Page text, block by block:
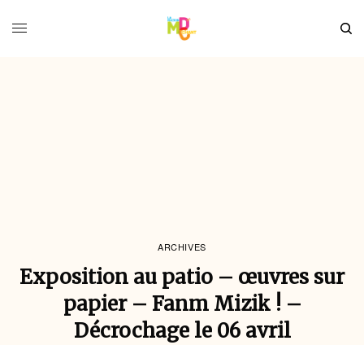
ARCHIVES
Exposition au patio – œuvres sur
papier – Fanm Mizik ! –
Décrochage le 06 avril